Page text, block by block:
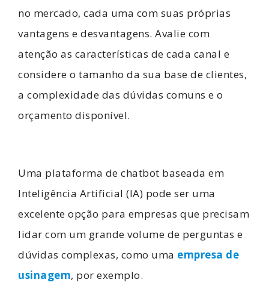
no mercado, cada uma com suas próprias
vantagens e desvantagens. Avalie com
atenção as características de cada canal e
considere o tamanho da sua base de clientes,
a complexidade das dúvidas comuns e o
orçamento disponível.
Uma plataforma de chatbot baseada em
Inteligência Artificial (IA) pode ser uma
excelente opção para empresas que precisam
lidar com um grande volume de perguntas e
dúvidas complexas, como uma empresa de
usinagem, por exemplo.